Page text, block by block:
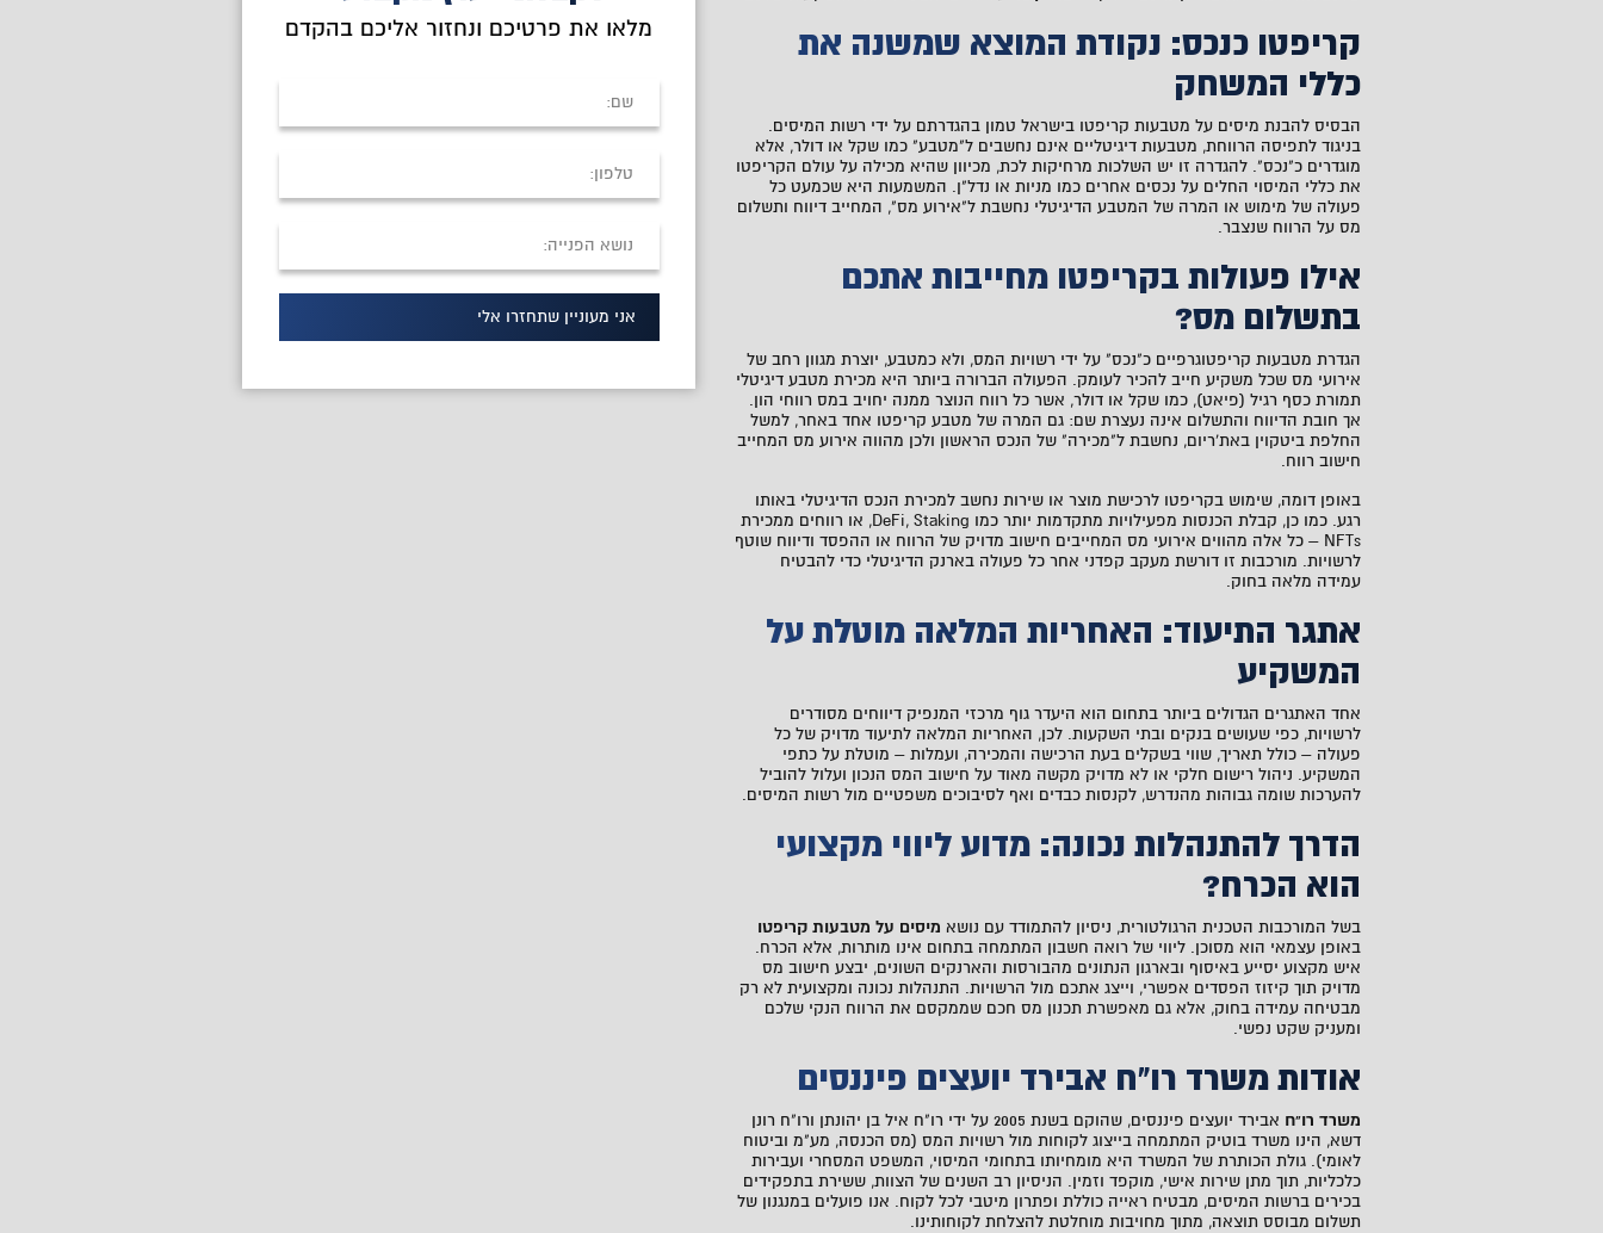
קריפטו כנכס: נקודת המוצא שמשנה את
כללי המשחק
הבסיס להבנת מיסים על מטבעות קריפטו בישראל טמון בהגדרתם על ידי רשות המיסים.
בניגוד לתפיסה הרווחת, מטבעות דיגיטליים אינם נחשבים ל"מטבע" כמו שקל או דולר, אלא
מוגדרים כ"נכס". להגדרה זו יש השלכות מרחיקות לכת, מכיוון שהיא מכילה על עולם הקריפטו
את כללי המיסוי החלים על נכסים אחרים כמו מניות או נדל"ן. המשמעות היא שכמעט כל
פעולה של מימוש או המרה של המטבע הדיגיטלי נחשבת ל"אירוע מס", המחייב דיווח ותשלום
מס על הרווח שנצבר.
אילו פעולות בקריפטו מחייבות אתכם
בתשלום מס?
הגדרת מטבעות קריפטוגרפיים כ"נכס" על ידי רשויות המס, ולא כמטבע, יוצרת מגוון רחב של
אירועי מס שכל משקיע חייב להכיר לעומק. הפעולה הברורה ביותר היא מכירת מטבע דיגיטלי
תמורת כסף רגיל (פיאט), כמו שקל או דולר, אשר כל רווח הנוצר ממנה יחויב במס רווחי הון.
אך חובת הדיווח והתשלום אינה נעצרת שם: גם המרה של מטבע קריפטו אחד באחר, למשל
החלפת ביטקוין באת'ריום, נחשבת ל"מכירה" של הנכס הראשון ולכן מהווה אירוע מס המחייב
חישוב רווח.
באופן דומה, שימוש בקריפטו לרכישת מוצר או שירות נחשב למכירת הנכס הדיגיטלי באותו
רגע. כמו כן, קבלת הכנסות מפעילויות מתקדמות יותר כמו DeFi, Staking, או רווחים ממכירת
NFTs – כל אלה מהווים אירועי מס המחייבים חישוב מדויק של הרווח או ההפסד ודיווח שוטף
לרשויות. מורכבות זו דורשת מעקב קפדני אחר כל פעולה בארנק הדיגיטלי כדי להבטיח
עמידה מלאה בחוק.
אתגר התיעוד: האחריות המלאה מוטלת על
המשקיע
אחד האתגרים הגדולים ביותר בתחום הוא היעדר גוף מרכזי המנפיק דיווחים מסודרים
לרשויות, כפי שעושים בנקים ובתי השקעות. לכן, האחריות המלאה לתיעוד מדויק של כל
פעולה – כולל תאריך, שווי בשקלים בעת הרכישה והמכירה, ועמלות – מוטלת על כתפי
המשקיע. ניהול רישום חלקי או לא מדויק מקשה מאוד על חישוב המס הנכון ועלול להוביל
להערכות שומה גבוהות מהנדרש, לקנסות כבדים ואף לסיבוכים משפטיים מול רשות המיסים.
הדרך להתנהלות נכונה: מדוע ליווי מקצועי
הוא הכרח?
בשל המורכבות הטכנית הרגולטורית, ניסיון להתמודד עם נושא מיסים על מטבעות קריפטו
באופן עצמאי הוא מסוכן. ליווי של רואה חשבון המתמחה בתחום אינו מותרות, אלא הכרח.
איש מקצוע יסייע באיסוף ובארגון הנתונים מהבורסות והארנקים השונים, יבצע חישוב מס
מדויק תוך קיזוז הפסדים אפשרי, וייצג אתכם מול הרשויות. התנהלות נכונה ומקצועית לא רק
מבטיחה עמידה בחוק, אלא גם מאפשרת תכנון מס חכם שממקסם את הרווח הנקי שלכם
ומעניק שקט נפשי.
אודות משרד רו"ח אבירד יועצים פיננסים
משרד רו"ח
אבירד יועצים פיננסים, שהוקם בשנת 2005 על ידי רו"ח איל בן יהונתן ורו"ח רונן
דשא, הינו משרד בוטיק המתמחה בייצוג לקוחות מול רשויות המס (מס הכנסה, מע"מ וביטוח
לאומי). גולת הכותרת של המשרד היא מומחיותו בתחומי המיסוי, המשפט המסחרי ועבירות
כלכליות, תוך מתן שירות אישי, מוקפד וזמין. הניסיון רב השנים של הצוות, ששירת בתפקידים
בכירים ברשות המיסים, מבטיח ראייה כוללת ופתרון מיטבי לכל לקוח. אנו פועלים במנגנון של
תשלום מבוסס תוצאה, מתוך מחויבות מוחלטת להצלחת לקוחותינו.
מלאו את פרטיכם ונחזור אליכם בהקדם
אני מעוניין שתחזרו אלי